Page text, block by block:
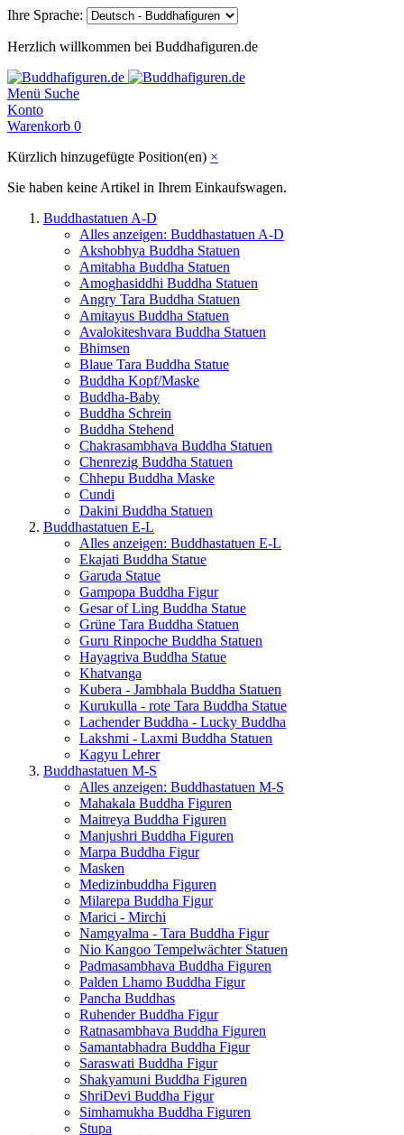
Ihre Sprache:
Herzlich willkommen bei Buddhafiguren.de
Menü Suche
Konto
Warenkorb 0
Kürzlich hinzugefügte Position(en) ×
Sie haben keine Artikel in Ihrem Einkaufswagen.
Buddhastatuen A-D
Alles anzeigen: Buddhastatuen A-D
Akshobhya Buddha Statuen
Amitabha Buddha Statuen
Amoghasiddhi Buddha Statuen
Angry Tara Buddha Statuen
Amitayus Buddha Statuen
Avalokiteshvara Buddha Statuen
Bhimsen
Blaue Tara Buddha Statue
Buddha Kopf/Maske
Buddha-Baby
Buddha Schrein
Buddha Stehend
Chakrasambhava Buddha Statuen
Chenrezig Buddha Statuen
Chhepu Buddha Maske
Cundi
Dakini Buddha Statuen
Buddhastatuen E-L
Alles anzeigen: Buddhastatuen E-L
Ekajati Buddha Statue
Garuda Statue
Gampopa Buddha Figur
Gesar of Ling Buddha Statue
Grüne Tara Buddha Statuen
Guru Rinpoche Buddha Statuen
Hayagriva Buddha Statue
Khatvanga
Kubera - Jambhala Buddha Statuen
Kurukulla - rote Tara Buddha Statue
Lachender Buddha - Lucky Buddha
Lakshmi - Laxmi Buddha Statuen
Kagyu Lehrer
Buddhastatuen M-S
Alles anzeigen: Buddhastatuen M-S
Mahakala Buddha Figuren
Maitreya Buddha Figuren
Manjushri Buddha Figuren
Marpa Buddha Figur
Masken
Medizinbuddha Figuren
Milarepa Buddha Figur
Marici - Mirchi
Namgyalma - Tara Buddha Figur
Nio Kangoo Tempelwächter Statuen
Padmasambhava Buddha Figuren
Palden Lhamo Buddha Figur
Pancha Buddhas
Ruhender Buddha Figur
Ratnasambhava Buddha Figuren
Samantabhadra Buddha Figur
Saraswati Buddha Figur
Shakyamuni Buddha Figuren
ShriDevi Buddha Figur
Simhamukha Buddha Figuren
Stupa